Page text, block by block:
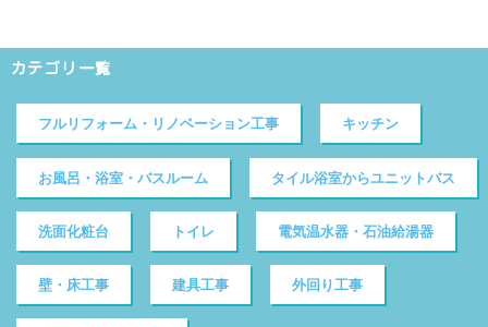
カテゴリ一覧
フルリフォーム・リノベーション工事 キッチン
お風呂・浴室・バスルーム タイル浴室からユニットバス
洗面化粧台 トイレ 電気温水器・石油給湯器
壁・床工事 建具工事 外回り工事